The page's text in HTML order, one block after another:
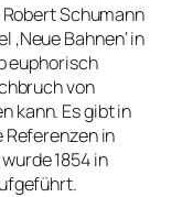
Schumann
Bahnen‘ in
euphorisch
von
kann. Es gibt in
in
1854 in